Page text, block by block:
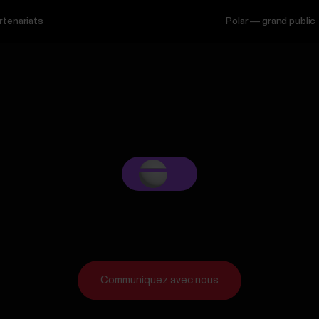
Polar — grand public
Communiquez avec nous